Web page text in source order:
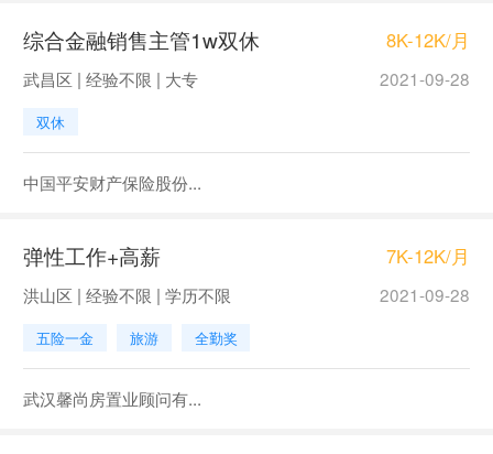
综合金融销售主管1w双休 8K-12K/月
武昌区 | 经验不限 | 大专 2021-09-28
双休
中国平安财产保险股份...
弹性工作+高薪 7K-12K/月
洪山区 | 经验不限 | 学历不限 2021-09-28
五险一金 旅游 全勤奖
武汉馨尚房置业顾问有...